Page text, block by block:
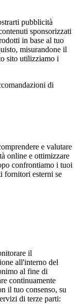
pubblicità
sponsorizzati
in base al tuo
misurandone il
sito utilizziamo i
di
e valutare
online e ottimizzare
confrontiamo i tuoi
fornitori esterni se
il
all'interno del
al fine di
continuamente
il tuo consenso, su
di terze parti: